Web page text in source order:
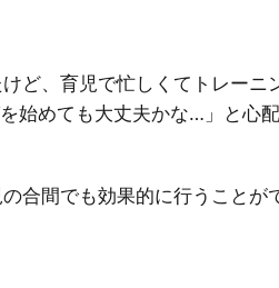
ど、育児で忙しくてトレーニ
始めても大丈夫かな…」と心
合間でも効果的に行うことが